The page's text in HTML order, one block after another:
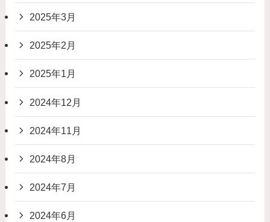
2025年3月
2025年2月
2025年1月
2024年12月
2024年11月
2024年8月
2024年7月
2024年6月